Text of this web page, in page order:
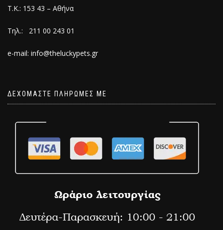
Τ.Κ.: 153 43 – Αθήνα
Τηλ.: 211 00 243 01
e-mail: info@theluckypets.gr
ΔΕΧΟΜΑΣΤΕ ΠΛΗΡΩΜΕΣ ΜΕ